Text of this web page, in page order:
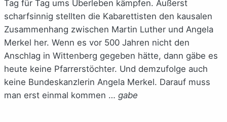
Tag für Tag ums Überleben kämpfen. Äußerst
scharfsinnig stellten die Kabarettisten den kausalen
Zusammenhang zwischen Martin Luther und Angela
Merkel her. Wenn es vor 500 Jahren nicht den
Anschlag in Wittenberg gegeben hätte, dann gäbe es
heute keine Pfarrerstöchter. Und demzufolge auch
keine Bundeskanzlerin Angela Merkel. Darauf muss
man erst einmal kommen … gabe